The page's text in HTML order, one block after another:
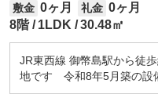
敷金 0ヶ月 礼金 0ヶ月
8階
1LDK 30.48㎡
JR東西線 御幣島駅から徒
地です 令和8年5月築の設